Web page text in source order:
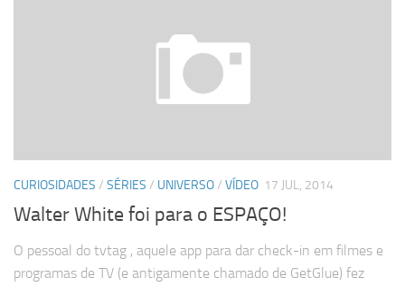
CURIOSIDADES / SÉRIES / UNIVERSO/ VÍDEO 17 JUL, 2014
Walter White foi para o ESPAÇO!
O pessoal do tvtag , aquele app para dar check-in em filmes e
programas de TV (e antigamente chamado de GetGlue) fez